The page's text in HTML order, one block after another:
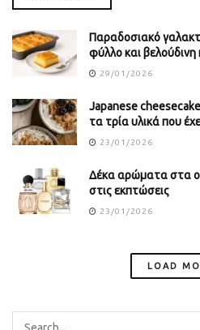
Παραδοσιακό
φύλλο και βελούδινη
29/01/2026
Japanese
τα τρία υλικά που
23/01/2026
Δέκα αρώματα στα
στις εκπτώσεις
23/01/2026
LOAD